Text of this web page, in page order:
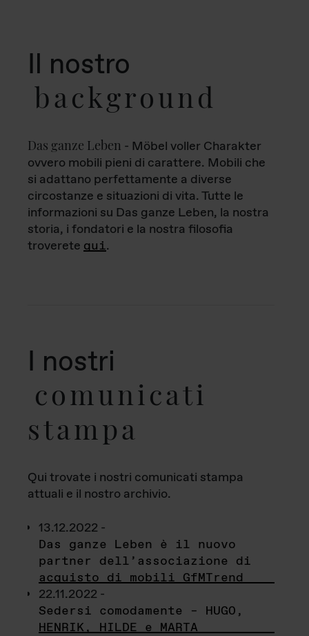
Il nostro
background
Das ganze Leben - Möbel voller Charakter
ovvero mobili pieni di carattere. Mobili che
si adattano perfettamente a diverse
circostanze e situazioni di vita. Tutte le
informazioni su Das ganze Leben, la nostra
storia, i fondatori e la nostra filosofia
troverete qui.
I nostri
comunicati
stampa
Qui trovate i nostri comunicati stampa
attuali e il nostro archivio.
13.12.2022 -
Das ganze Leben è il nuovo
partner dell’associazione di
acquisto di mobili GfMTrend
22.11.2022 -
Sedersi comodamente – HUGO,
HENRIK, HILDE e MARTA